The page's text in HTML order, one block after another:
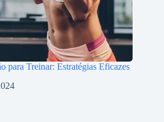
para Treinar: Estratégias Eficazes